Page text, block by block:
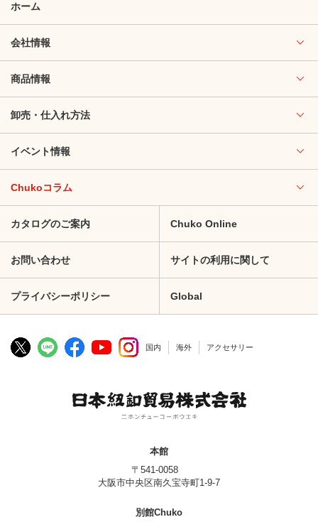
ホーム
会社情報
商品情報
卸売・仕入れ方法
イベント情報
Chukoコラム
カタログのご案内 Chuko Online
お問い合わせ サイトの利用に関して
プライバシーポリシー Global
国内 海外 アクセサリー
本館
〒541-0058
大阪市中央区南久宝寺町1-9-7
別館Chuko